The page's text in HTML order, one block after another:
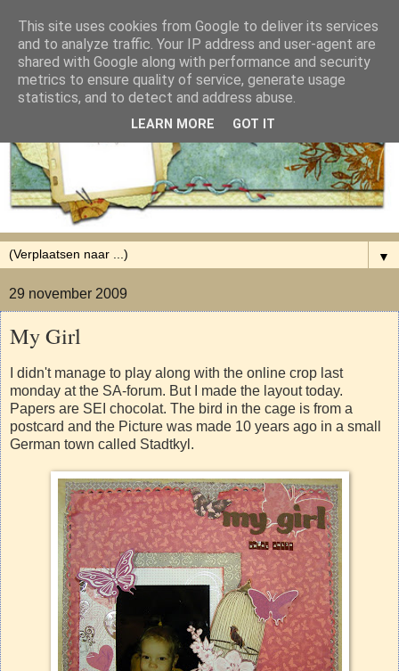
▼
29 november 2009
My Girl
I didn't manage to play along with the online crop last
monday at the SA-forum. But I made the layout today.
Papers are SEI chocolat. The bird in the cage is from a
postcard and the Picture was made 10 years ago in a small
German town called Stadtkyl.
This site uses cookies from Google to deliver its services
and to analyze traffic. Your IP address and user-agent are
shared with Google along with performance and security
metrics to ensure quality of service, generate usage
statistics, and to detect and address abuse.
LEARN MORE GOT IT